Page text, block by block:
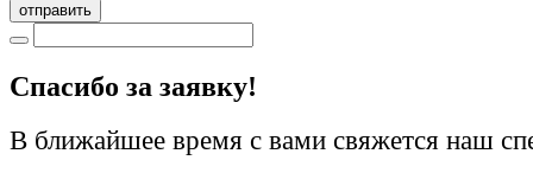
отправить
Cпасибо за заявку!
В ближайшее время с вами свяжется наш